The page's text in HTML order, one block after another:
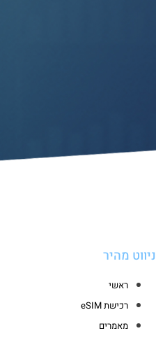
ניווט מהיר
ראשי
רכישת eSIM
מאמרים